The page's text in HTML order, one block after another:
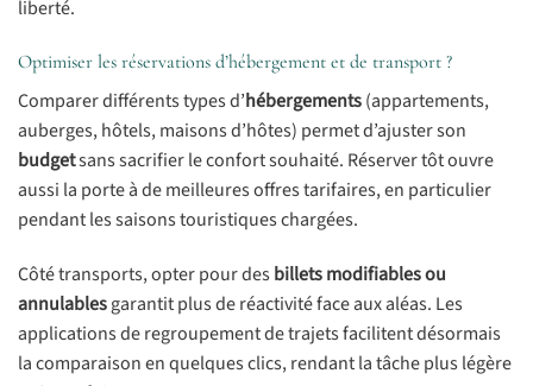
liberté.
Optimiser les réservations d’hébergement et de transport ?
Comparer différents types d’hébergements(appartements,
auberges, hôtels, maisons d’hôtes) permet d’ajuster son
budgetsans sacrifier le confort souhaité. Réserver tôt ouvre
aussi la porte à de meilleures offres tarifaires, en particulier
pendant les saisons touristiques chargées.
Côté transports, opter pour desbillets modifiables ou
annulablesgarantit plus de réactivité face aux aléas. Les
applications de regroupement de trajets facilitent désormais
la comparaison en quelques clics, rendant la tâche plus légère